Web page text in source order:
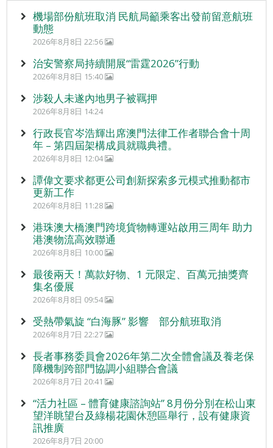
機場部份航班取消 民航局籲乘客出發前留意航班
動態
2026年8月8日 22:56
治安警察局持續開展“雷霆2026”行動
2026年8月8日 15:40
涉殺人未遂內地男子被羈押
2026年8月8日 14:24
行政長官岑浩輝出席澳門法律工作者聯合會十周
年 – 第四屆架構成員就職典禮。
2026年8月8日 12:04
譚偉文要求都更公司創新探索多元模式推動都市
更新工作
2026年8月8日 11:28
港珠澳大橋澳門跨境貨物轉運站啟用三周年 助力
港澳物流高效聯通
2026年8月8日 10:00
最後兩天！萬款好物、1 元限定、百萬元抽獎齊
集名優展
2026年8月8日 09:54
受熱帶氣旋 “白海豚” 影響 部分航班取消
2026年8月7日 22:27
長者事務委員會2026年第二次全體會議及養老保
障機制跨部門協調小組聯合會議
2026年8月7日 20:41
“活力社區 – 體育健康諮詢站” 8月份分別在松山東
望洋眺望台及綠楊花園休憩區舉行，設有健康資
訊推廣
2026年8月7日 20:00